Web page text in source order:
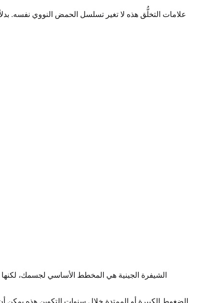
علامات التخلُّق هذه لا تغير تسلسل الحمض النووي نفسه.
الشيفرة الجينية هي المخطط الأساسي لجسمك، لكنها
الضغوط الكبيرة أو الممتدة خلال سنوات التكوين هذه